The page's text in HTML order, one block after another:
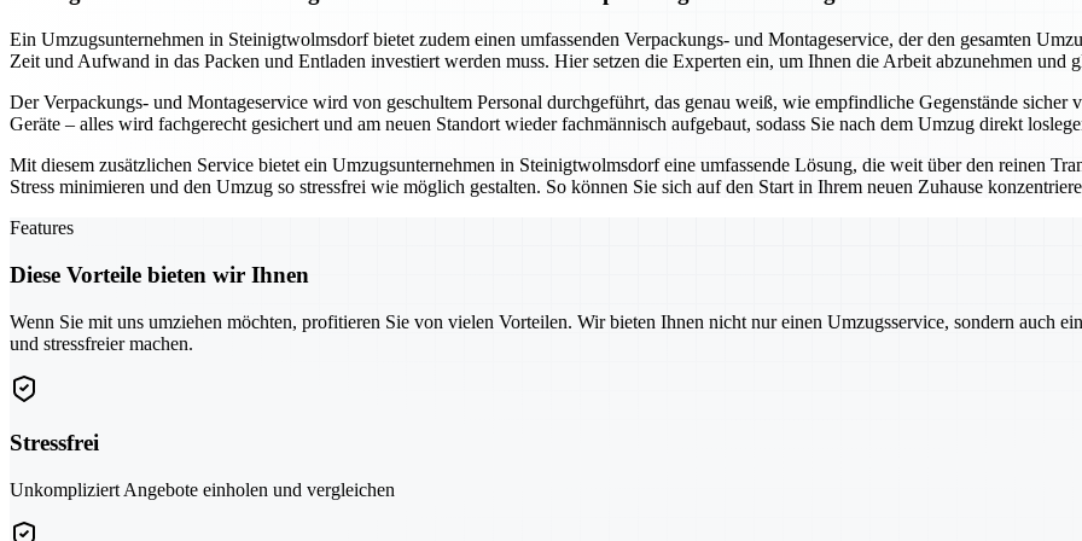
Ein Umzugsunternehmen in Steinigtwolmsdorf bietet zudem einen umfassenden Verpackungs- und Montageservice, der den gesamten
Zeit und Aufwand in das Packen und Entladen investiert werden muss. Hier setzen die Experten ein, um Ihnen die Arbeit abzunehmen und
Der Verpackungs- und Montageservice wird von geschultem Personal durchgeführt, das genau weiß, wie empfindliche Gegenstände
Geräte – alles wird fachgerecht gesichert und am neuen Standort wieder fachmännisch aufgebaut, sodass Sie nach dem Umzug direkt
Mit diesem zusätzlichen Service bietet ein Umzugsunternehmen in Steinigtwolmsdorf eine umfassende Lösung, die weit über den reinen
Stress minimieren und den Umzug so stressfrei wie möglich gestalten. So können Sie sich auf den Start in Ihrem neuen Zuhause
Features
Diese Vorteile bieten wir Ihnen
Wenn Sie mit uns umziehen möchten, profitieren Sie von vielen Vorteilen. Wir bieten Ihnen nicht nur einen Umzugsservice, sondern auch
und stressfreier machen.
Stressfrei
Unkompliziert Angebote einholen und vergleichen